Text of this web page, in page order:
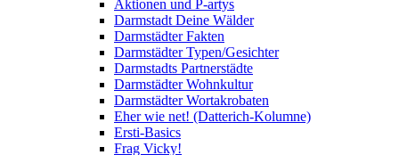
Aktionen und P-artys
Darmstadt Deine Wälder
Darmstädter Fakten
Darmstädter Typen/Gesichter
Darmstadts Partnerstädte
Darmstädter Wohnkultur
Darmstädter Wortakrobaten
Eher wie net! (Datterich-Kolumne)
Ersti-Basics
Frag Vicky!